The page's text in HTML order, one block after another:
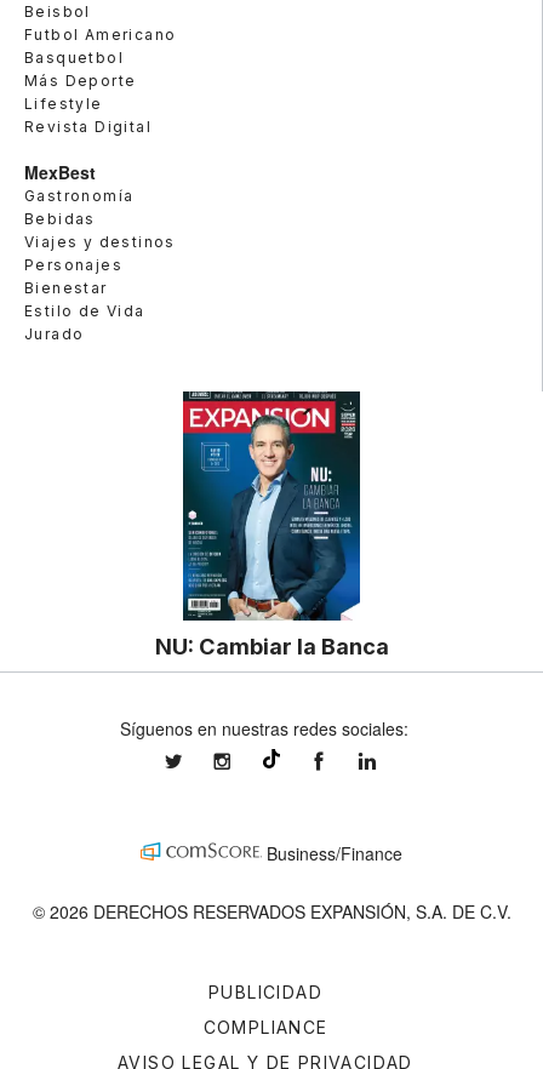
Beisbol
Futbol Americano
Basquetbol
Más Deporte
Lifestyle
Revista Digital
MexBest
Gastronomía
Bebidas
Viajes y destinos
Personajes
Bienestar
Estilo de Vida
Jurado
NU: Cambiar la Banca
PUBLICIDAD
COMPLIANCE
AVISO LEGAL Y DE PRIVACIDAD
Síguenos en nuestras redes sociales:
expansionmxexpansionmx ExpansionMex
Business/Finance
© 2026 DERECHOS RESERVADOS EXPANSIÓN, S.A. DE C.V.